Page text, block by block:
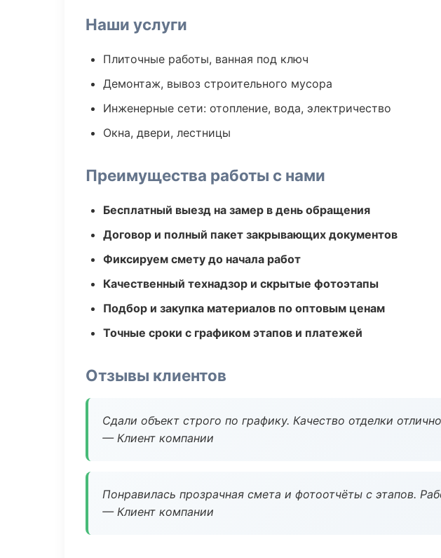
Наши услуги
Плиточные работы, ванная под ключ
Демонтаж, вывоз строительного мусора
Инженерные сети: отопление, вода, электричество
Окна, двери, лестницы
Преимущества работы с нами
Бесплатный выезд на замер в день обращения
Договор и полный пакет закрывающих документов
Фиксируем смету до начала работ
Качественный технадзор и скрытые фотоэтапы
Подбор и закупка материалов по оптовым ценам
Точные сроки с графиком этапов и платежей
Отзывы клиентов
Сдали объект строго по графику. Качество отделки
— Клиент компании
Понравилась прозрачная смета и фотоотчёты с этапов.
— Клиент компании